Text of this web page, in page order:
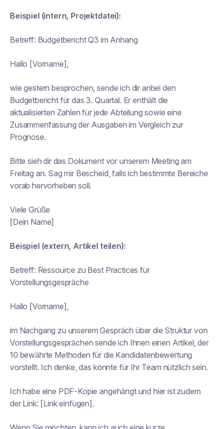
Beispiel (intern, Projektdatei):
Betreff: Budgetbericht Q3 im Anhang
Hallo [Vorname],
wie gestern besprochen, sende ich dir anbei den
Budgetbericht für das 3. Quartal. Er enthält die
aktualisierten Zahlen für jede Abteilung sowie eine
Zusammenfassung der Ausgaben im Vergleich zur
Prognose.
Bitte sieh dir das Dokument vor unserem Meeting am
Freitag an. Sag mir Bescheid, falls ich bestimmte Bereiche
vorab hervorheben soll.
Viele Grüße
[Dein Name]
Beispiel (extern, Artikel teilen):
Betreff: Ressource zu Best Practices für
Vorstellungsgespräche
Hallo [Vorname],
im Nachgang zu unserem Gespräch über die Struktur von
Vorstellungsgesprächen sende ich Ihnen einen Artikel, der
10 bewährte Methoden für die Kandidatenbewertung
vorstellt. Ich denke, das könnte für Ihr Team nützlich sein.
Ich habe eine PDF-Kopie angehängt und hier ist zudem
der Link: [Link einfügen].